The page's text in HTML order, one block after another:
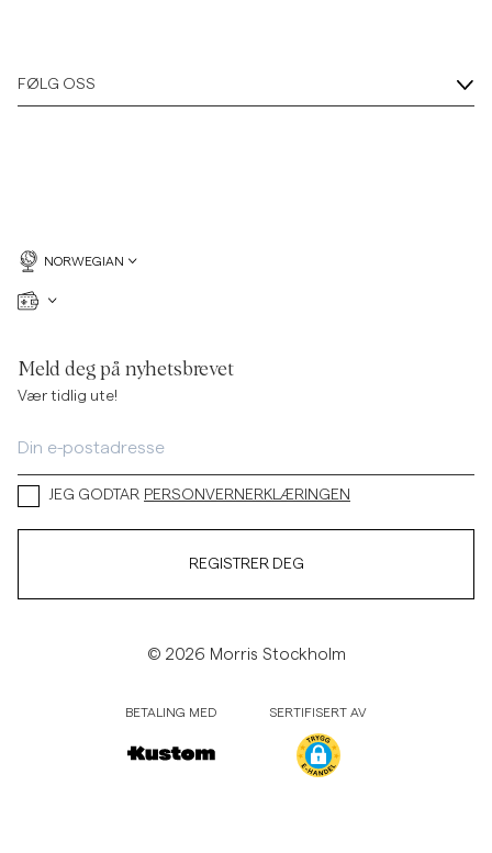
FØLG OSS
NORWEGIAN
Meld deg på nyhetsbrevet
Vær tidlig ute!
JEG GODTAR PERSONVERNERKLÆRINGEN
REGISTRER DEG
© 2026 Morris Stockholm
BETALING MED SERTIFISERT AV